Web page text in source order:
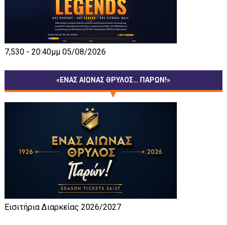
7,530 - 20:40μμ 05/08/2026
«ΕΝΑΣ ΑΙΩΝΑΣ ΘΡΥΛΟΣ… ΠΑΡΩΝ!»
Εισιτήρια Διαρκείας 2026/2027